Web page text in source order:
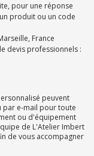
pour une réponse
produit ou un code
France
devis professionnels :
peuvent
e-mail pour toute
ou d'équipement
de L'Atelier Imbert
de vous accompagner